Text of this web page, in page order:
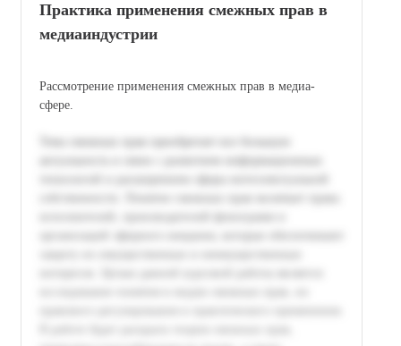
Практика применения смежных прав в
медиаиндустрии
Рассмотрение применения смежных прав в медиа-
сфере.